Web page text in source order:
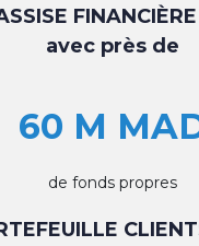
avec près de
60 M
de fonds propres